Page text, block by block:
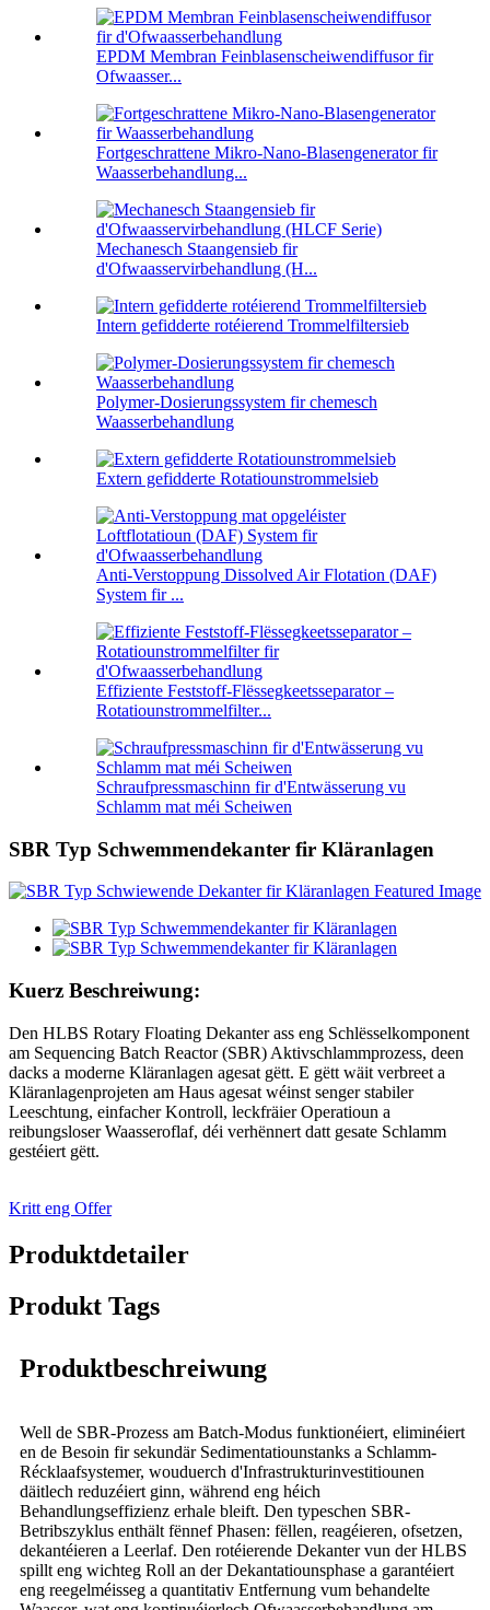
EPDM Membran Feinblasenscheiwendiffusor fir
Ofwaasser...
Fortgeschrattene Mikro-Nano-Blasengenerator fir
Waasserbehandlung...
Mechanesch Staangensieb fir
d'Ofwaasservirbehandlung (H...
Intern gefidderte rotéierend Trommelfiltersieb
Polymer-Dosierungssystem fir chemesch
Waasserbehandlung
Extern gefidderte Rotatiounstrommelsieb
Anti-Verstoppung Dissolved Air Flotation (DAF)
System fir ...
Effiziente Feststoff-Flëssegkeetsseparator –
Rotatiounstrommelfilter...
Schraufpressmaschinn fir d'Entwässerung vu
Schlamm mat méi Scheiwen
SBR Typ Schwemmendekanter fir Kläranlagen
Kuerz Beschreiwung:
Den HLBS Rotary Floating Dekanter ass eng Schlësselkomponent
am Sequencing Batch Reactor (SBR) Aktivschlammprozess, deen
dacks a moderne Kläranlagen agesat gëtt. E gëtt wäit verbreet a
Kläranlagenprojeten am Haus agesat wéinst senger stabiler
Leeschtung, einfacher Kontroll, leckfräier Operatioun a
reibungsloser Waasseroflaf, déi verhënnert datt gesate Schlamm
gestéiert gëtt.
Kritt eng Offer
Produktdetailer
Produkt Tags
Produktbeschreiwung
Well de SBR-Prozess am Batch-Modus funktionéiert, eliminéiert
en de Besoin fir sekundär Sedimentatiounstanks a Schlamm-
Récklaafsystemer, wouduerch d'Infrastrukturinvestitiounen
däitlech reduzéiert ginn, während eng héich
Behandlungseffizienz erhale bleift. Den typeschen SBR-
Betribszyklus enthält fënnef Phasen: fëllen, reagéieren, ofsetzen,
dekantéieren a Leerlaf. Den rotéierende Dekanter vun der HLBS
spillt eng wichteg Roll an der Dekantatiounsphase a garantéiert
eng reegelméisseg a quantitativ Entfernung vum behandelte